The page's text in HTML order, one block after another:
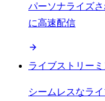
パーソナライズ
に高速配信
ライブストリー
シームレスなラ